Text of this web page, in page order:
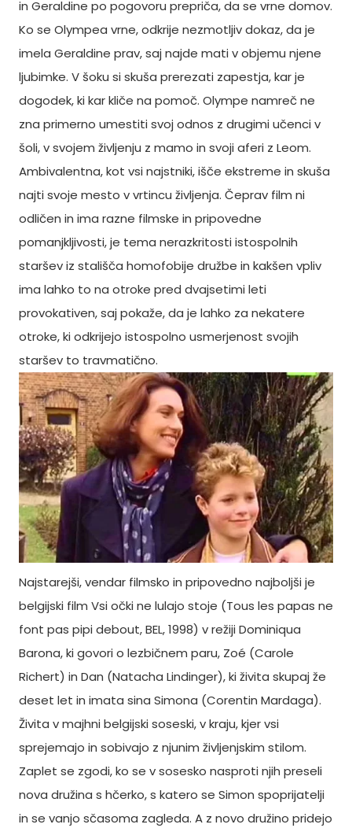
in Geraldine po pogovoru prepriča, da se vrne domov.
Ko se Olympea vrne, odkrije nezmotljiv dokaz, da je
imela Geraldine prav, saj najde mati v objemu njene
ljubimke. V šoku si skuša prerezati zapestja, kar je
dogodek, ki kar kliče na pomoč. Olympe namreč ne
zna primerno umestiti svoj odnos z drugimi učenci v
šoli, v svojem življenju z mamo in svoji aferi z Leom.
Ambivalentna, kot vsi najstniki, išče ekstreme in skuša
najti svoje mesto v vrtincu življenja. Čeprav film ni
odličen in ima razne filmske in pripovedne
pomanjkljivosti, je tema nerazkritosti istospolnih
staršev iz stališča homofobije družbe in kakšen vpliv
ima lahko to na otroke pred dvajsetimi leti
provokativen, saj pokaže, da je lahko za nekatere
otroke, ki odkrijejo istospolno usmerjenost svojih
staršev to travmatično.
Najstarejši, vendar filmsko in pripovedno najboljši je
belgijski film Vsi očki ne lulajo stoje (Tous les papas ne
font pas pipi debout, BEL, 1998) v režiji Dominiqua
Barona, ki govori o lezbičnem paru, Zoé (Carole
Richert) in Dan (Natacha Lindinger), ki živita skupaj že
deset let in imata sina Simona (Corentin Mardaga).
Živita v majhni belgijski soseski, v kraju, kjer vsi
sprejemajo in sobivajo z njunim življenjskim stilom.
Zaplet se zgodi, ko se v sosesko nasproti njih preseli
nova družina s hčerko, s katero se Simon spoprijatelji
in se vanjo sčasoma zagleda. A z novo družino pridejo